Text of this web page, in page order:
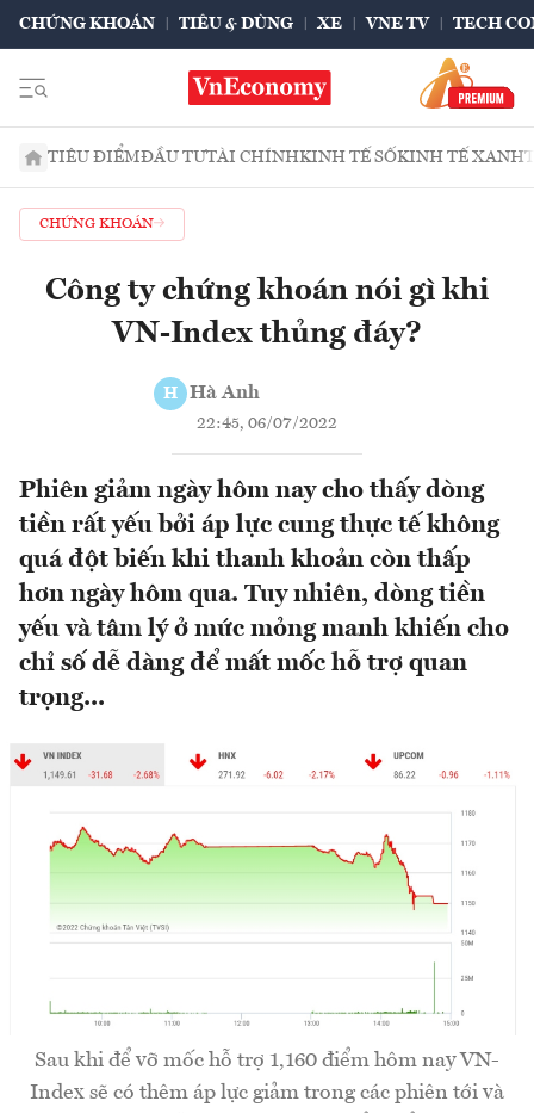
CHỨNG KHOÁN TIÊU & DÙNG XE VNE TV TECH
TIÊU ĐIỂMĐẦU TƯTÀI CHÍNHKINH TẾ SỐKINH TẾ XANH
CHỨNG KHOÁN
Công ty chứng khoán nói gì khi
VN-Index thủng đáy?
H Hà Anh
22:45, 06/07/2022
Phiên giảm ngày hôm nay cho thấy dòng
tiền rất yếu bởi áp lực cung thực tế không
quá đột biến khi thanh khoản còn thấp
hơn ngày hôm qua. Tuy nhiên, dòng tiền
yếu và tâm lý ở mức mỏng manh khiến cho
chỉ số dễ dàng để mất mốc hỗ trợ quan
trọng...
Sau khi để vỡ mốc hỗ trợ 1,160 điểm hôm nay VN-
Index sẽ có thêm áp lực giảm trong các phiên tới và